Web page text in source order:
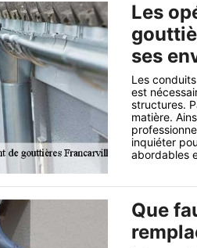
Les
ses
Les
est
structures.
matière.
inquiéter
abordables
Que